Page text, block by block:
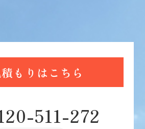
もりはこちら
511-272